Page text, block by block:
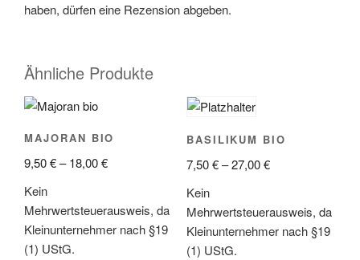
haben, dürfen eine Rezension abgeben.
Ähnliche Produkte
MAJORAN BIO
9,50€–18,00€
Kein
Mehrwertsteuerausweis, da
Kleinunternehmer nach §19
(1) UStG.
BASILIKUM BIO
7,50€–27,00€
Kein
Mehrwertsteuerausweis, da
Kleinunternehmer nach §19
(1) UStG.